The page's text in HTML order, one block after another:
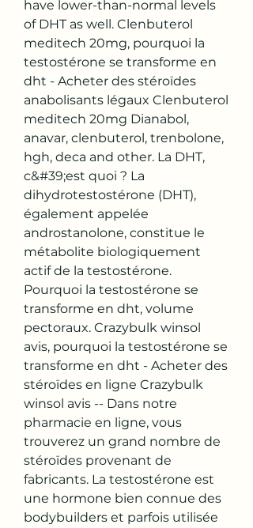
have lower-than-normal levels
of DHT as well. Clenbuterol
meditech 20mg, pourquoi la
testostérone se transforme en
dht - Acheter des stéroïdes
anabolisants légaux Clenbuterol
meditech 20mg Dianabol,
anavar, clenbuterol, trenbolone,
hgh, deca and other. La DHT,
c&#39;est quoi ? La
dihydrotestostérone (DHT),
également appelée
androstanolone, constitue le
métabolite biologiquement
actif de la testostérone.
Pourquoi la testostérone se
transforme en dht, volume
pectoraux. Crazybulk winsol
avis, pourquoi la testostérone se
transforme en dht - Acheter des
stéroïdes en ligne Crazybulk
winsol avis -- Dans notre
pharmacie en ligne, vous
trouverez un grand nombre de
stéroïdes provenant de
fabricants. La testostérone est
une hormone bien connue des
bodybuilders et parfois utilisée